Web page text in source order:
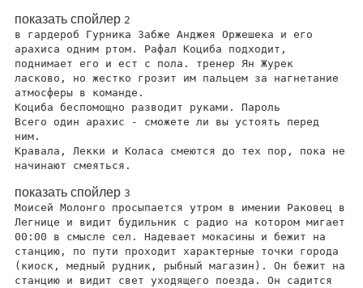
показать спойлер 2
в гардероб Гурника Забже Анджея Оржешека и его
арахиса одним ртом. Рафал Коциба подходит,
поднимает его и ест с пола. тренер Ян Журек
ласково, но жестко грозит им пальцем за нагнетание
атмосферы в команде.
Коциба беспомощно разводит руками. Пароль
Всего один арахис - сможете ли вы устоять перед
ним.
Кравала, Лекки и Коласа смеются до тех пор, пока не
начинают смеяться.
показать спойлер 3
Моисей Молонго просыпается утром в имении Раковец в
Легнице и видит будильник с радио на котором мигает
00:00 в смысле сел. Надевает мокасины и бежит на
станцию, по пути проходит характерные точки города
(киоск, медный рудник, рыбный магазин). Он бежит на
станцию ​​и видит свет уходящего поезда. Он садится